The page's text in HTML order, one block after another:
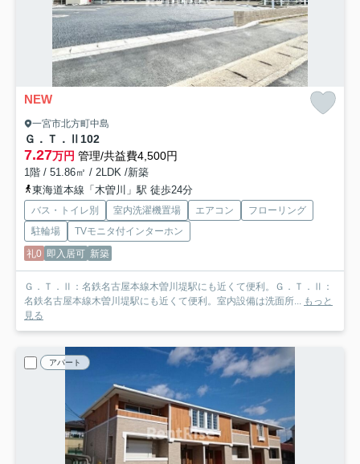
NEW
一宮市北方町中島
Ｇ．Ｔ．Ⅱ 102
7.27万円 管理/共益費4,500円
1階 / 51.86㎡ / 2LDK /新築
東海道本線「木曽川」駅 徒歩24分
バス・トイレ別 室内洗濯機置場 エアコン
フローリング
駐輪場
TVモニタ付インターホン
礼0 即入居可 新築
Ｇ．Ｔ．Ⅱ：名鉄名古屋本線木曽川堤駅にも近くて便利。Ｇ．Ｔ．Ⅱ：
名鉄名古屋本線木曽川堤駅にも近くて便利。室内設備は洗面所... もっと
見る
アパート